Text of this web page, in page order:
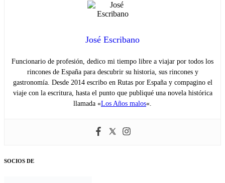
José Escribano
Funcionario de profesión, dedico mi tiempo libre a viajar por todos los
rincones de España para descubrir su historia, sus rincones y
gastronomía. Desde 2014 escribo en Rutas por España y compagino el
viaje con la escritura, hasta el punto que publiqué una novela histórica
llamada «Los Años malos«.
SOCIOS DE